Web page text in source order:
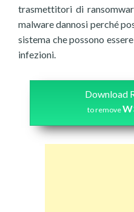
trasmettitori di
malware dannosi perché
sistema che possono
infezioni.
Download
to remove